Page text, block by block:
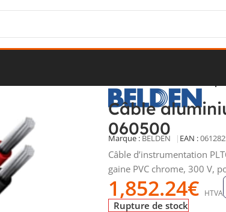
Câble
060500
Marque :BELDEN EAN :
Câble d’instrumentation
gaine PVC chrome, 300 V,
1,852.24€ HTVA
Rupture de stock